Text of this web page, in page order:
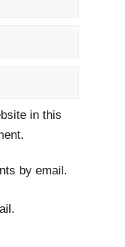
in this
by email.